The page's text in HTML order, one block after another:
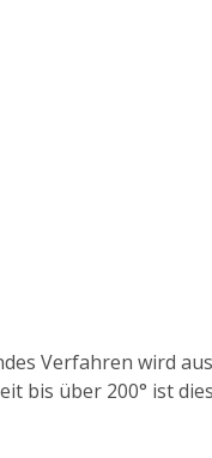
Verfahren wird
bis über 200° ist